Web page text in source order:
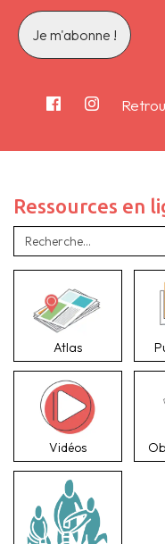
Ressources en
Atlas
Vidéos